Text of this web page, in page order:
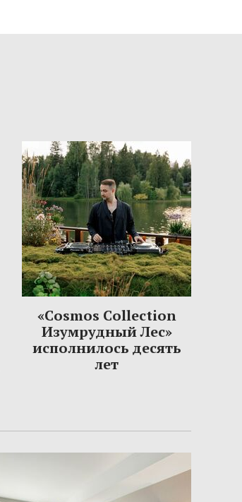
«Cosmos Collection
Изумрудный Лес»
исполнилось десять
лет